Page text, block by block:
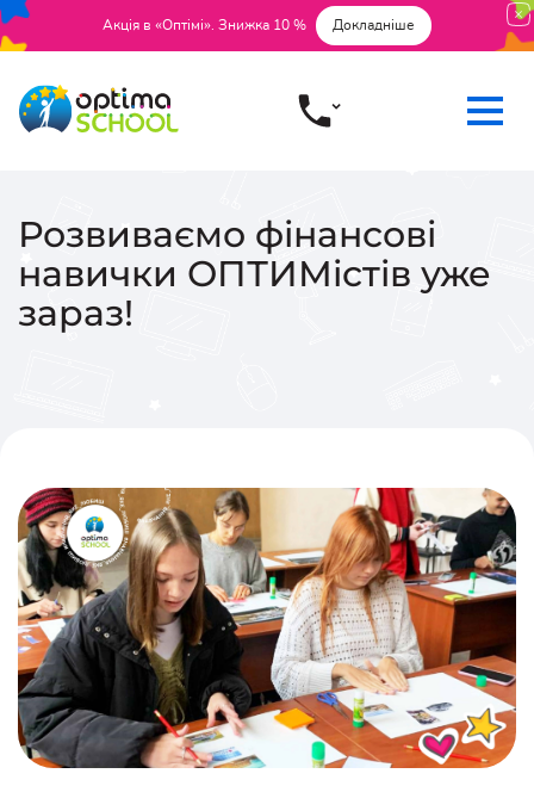
Акція в «Оптімі». Знижка 10 % Докладніше
Розвиваємо фінансові
навички ОПТИМістів уже
зараз!